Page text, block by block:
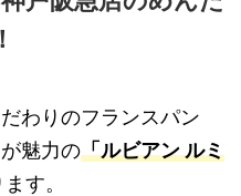
わりのフランスパン
魅力の「ルビアン ルミ
す。